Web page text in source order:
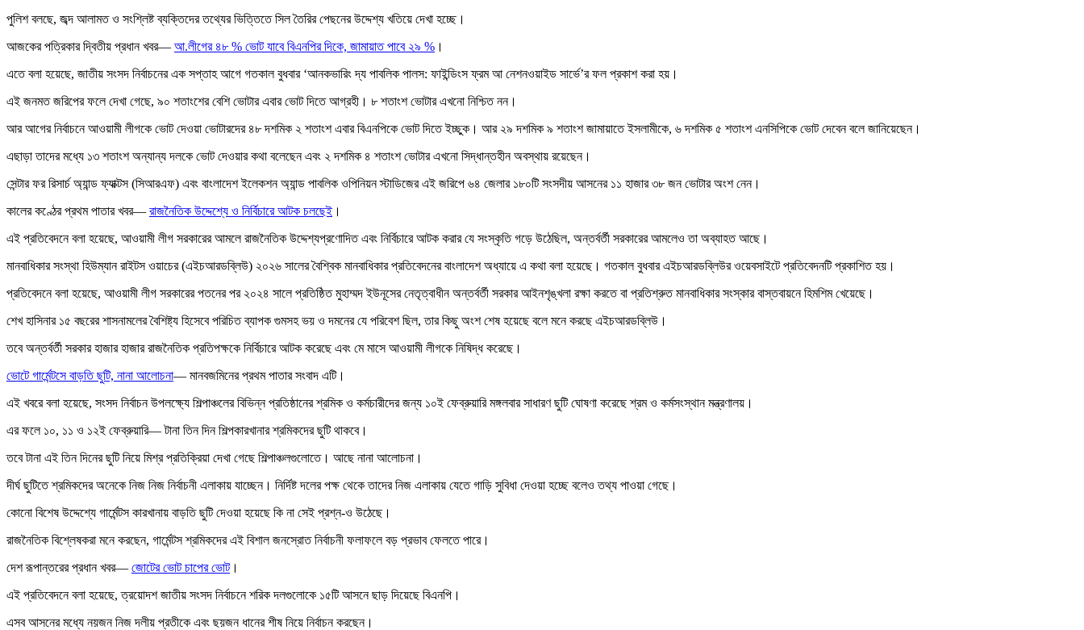
পুলিশ বলছে, জব্দ আলামত ও সংশ্লিষ্ট ব্যক্তিদের তথ্যের ভিত্তিতে সিল তৈরির পেছনের উদ্দেশ্য খতিয়ে দেখা হচ্ছে।
আজকের পত্রিকার দ্বিতীয় প্রধান খবর— আ.লীগের ৪৮ % ভোট যাবে বিএনপির দিকে, জামায়াত পাবে ২৯ % ।
এতে বলা হয়েছে, জাতীয় সংসদ নির্বাচনের এক সপ্তাহ আগে গতকাল বুধবার ‘আনকভারিং দ্য পাবলিক পালস: ফাইন্ডিংস ফ্রম আ নেশনওয়াইড সার্ভে’র ফল প্রকাশ করা হয়।
এই জনমত জরিপের ফলে দেখা গেছে, ৯০ শতাংশের বেশি ভোটার এবার ভোট দিতে আগ্রহী। ৮ শতাংশ ভোটার এখনো নিশ্চিত নন।
আর আগের নির্বাচনে আওয়ামী লীগকে ভোট দেওয়া ভোটারদের ৪৮ দশমিক ২ শতাংশ এবার বিএনপিকে ভোট দিতে ইচ্ছুক। আর ২৯ দশমিক ৯ শতাংশ জামায়াতে ইসলামীকে, ৬ দশমিক ৫ শতাংশ এনসিপিকে ভোট দেবেন বলে জানিয়েছেন।
এছাড়া তাদের মধ্যে ১৩ শতাংশ অন্যান্য দলকে ভোট দেওয়ার কথা বলেছেন এবং ২ দশমিক ৪ শতাংশ ভোটার এখনো সিদ্ধান্তহীন অবস্থায় রয়েছেন।
সেন্টার ফর রিসার্চ অ্যান্ড ফ্যাক্টস (সিআরএফ) এবং বাংলাদেশ ইলেকশন অ্যান্ড পাবলিক ওপিনিয়ন স্টাডিজের এই জরিপে ৬৪ জেলার ১৮০টি সংসদীয় আসনের ১১ হাজার ৩৮ জন ভোটার অংশ নেন।
কালের কণ্ঠের প্রথম পাতার খবর— রাজনৈতিক উদ্দেশ্যে ও নির্বিচারে আটক চলছেই ।
এই প্রতিবেদনে বলা হয়েছে, আওয়ামী লীগ সরকারের আমলে রাজনৈতিক উদ্দেশ্যপ্রণোদিত এবং নির্বিচারে আটক করার যে সংস্কৃতি গড়ে উঠেছিল, অন্তর্বর্তী সরকারের আমলেও তা অব্যাহত আছে।
মানবাধিকার সংস্থা হিউম্যান রাইটস ওয়াচের (এইচআরডব্লিউ) ২০২৬ সালের বৈশ্বিক মানবাধিকার প্রতিবেদনের বাংলাদেশ অধ্যায়ে এ কথা বলা হয়েছে। গতকাল বুধবার এইচআরডব্লিউর ওয়েবসাইটে প্রতিবেদনটি প্রকাশিত হয়।
প্রতিবেদনে বলা হয়েছে, আওয়ামী লীগ সরকারের পতনের পর ২০২৪ সালে প্রতিষ্ঠিত মুহাম্মদ ইউনূসের নেতৃত্বাধীন অন্তর্বর্তী সরকার আইনশৃঙ্খলা রক্ষা করতে বা প্রতিশ্রুত মানবাধিকার সংস্কার বাস্তবায়নে হিমশিম খেয়েছে।
শেখ হাসিনার ১৫ বছরের শাসনামলের বৈশিষ্ট্য হিসেবে পরিচিত ব্যাপক গুমসহ ভয় ও দমনের যে পরিবেশ ছিল, তার কিছু অংশ শেষ হয়েছে বলে মনে করছে এইচআরডব্লিউ।
তবে অন্তর্বর্তী সরকার হাজার হাজার রাজনৈতিক প্রতিপক্ষকে নির্বিচারে আটক করেছে এবং মে মাসে আওয়ামী লীগকে নিষিদ্ধ করেছে।
ভোটে গার্মেন্টসে বাড়তি ছুটি, নানা আলোচনা— মানবজমিনের প্রথম পাতার সংবাদ এটি।
এই খবরে বলা হয়েছে, সংসদ নির্বাচন উপলক্ষ্যে শিল্পাঞ্চলের বিভিন্ন প্রতিষ্ঠানের শ্রমিক ও কর্মচারীদের জন্য ১০ই ফেব্রুয়ারি মঙ্গলবার সাধারণ ছুটি ঘোষণা করেছে শ্রম ও কর্মসংস্থান মন্ত্রণালয়।
এর ফলে ১০, ১১ ও ১২ই ফেব্রুয়ারি— টানা তিন দিন শিল্পকারখানার শ্রমিকদের ছুটি থাকবে।
তবে টানা এই তিন দিনের ছুটি নিয়ে মিশ্র প্রতিক্রিয়া দেখা গেছে শিল্পাঞ্চলগুলোতে। আছে নানা আলোচনা।
দীর্ঘ ছুটিতে শ্রমিকদের অনেকে নিজ নিজ নির্বাচনী এলাকায় যাচ্ছেন। নির্দিষ্ট দলের পক্ষ থেকে তাদের নিজ এলাকায় যেতে গাড়ি সুবিধা দেওয়া হচ্ছে বলেও তথ্য পাওয়া গেছে।
কোনো বিশেষ উদ্দেশ্যে গার্মেন্টস কারখানায় বাড়তি ছুটি দেওয়া হয়েছে কি না সেই প্রশ্ন-ও উঠেছে।
রাজনৈতিক বিশ্লেষকরা মনে করছেন, গার্মেন্টস শ্রমিকদের এই বিশাল জনস্রোত নির্বাচনী ফলাফলে বড় প্রভাব ফেলতে পারে।
দেশ রূপান্তরের প্রধান খবর— জোটের ভোট চাপের ভোট।
এই প্রতিবেদনে বলা হয়েছে, ত্রয়োদশ জাতীয় সংসদ নির্বাচনে শরিক দলগুলোকে ১৫টি আসনে ছাড় দিয়েছে বিএনপি।
এসব আসনের মধ্যে নয়জন নিজ দলীয় প্রতীকে এবং ছয়জন ধানের শীষ নিয়ে নির্বাচন করছেন।